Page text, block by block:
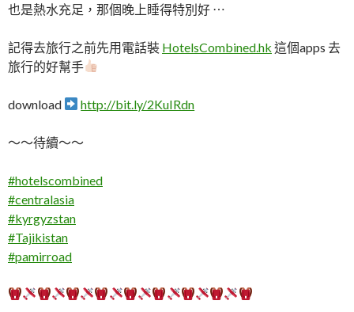
也是熱水充足，那個晚上睡得特別好 ⋯
記得去旅行之前先用電話裝 HotelsCombined.hk 這個apps 去
旅行的好幫手
download http://bit.ly/2KuIRdn
～～待續～～
#hotelscombined
#centralasia
#kyrgyzstan
#Tajikistan
#pamirroad